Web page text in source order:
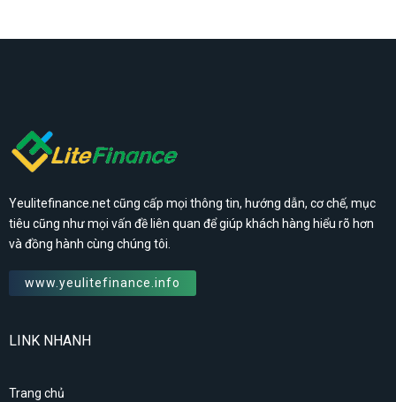
Yeulitefinance.net cũng cấp mọi thông tin, hướng dẫn, cơ chế, mục
tiêu cũng như mọi vấn đề liên quan để giúp khách hàng hiểu rõ hơn
và đồng hành cùng chúng tôi.
www.yeulitefinance.info
LINK NHANH
Trang chủ